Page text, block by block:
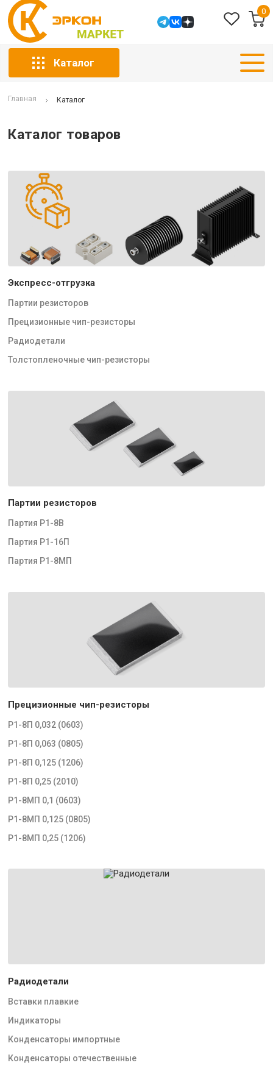
0
Каталог
Главная Каталог
Каталог товаров
Экспресс-отгрузка
Партии резисторов
Прецизионные чип-резисторы
Радиодетали
Толстопленочные чип-резисторы
Партии резисторов
Партия Р1-8В
Партия Р1-16П
Партия Р1-8МП
Прецизионные чип-резисторы
Р1-8П 0,032 (0603)
Р1-8П 0,063 (0805)
Р1-8П 0,125 (1206)
Р1-8П 0,25 (2010)
Р1-8МП 0,1 (0603)
Р1-8МП 0,125 (0805)
Р1-8МП 0,25 (1206)
Радиодетали
Вставки плавкие
Индикаторы
Конденсаторы импортные
Конденсаторы отечественные